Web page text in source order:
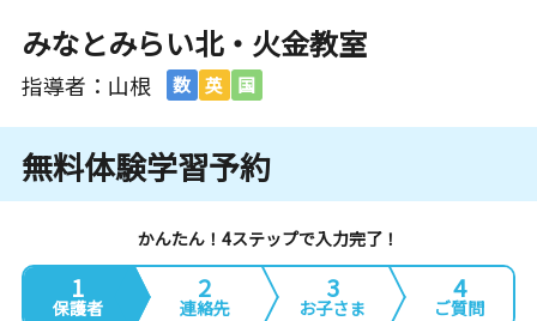
みなとみらい北・火金教室
指導者：山根 数 英 国
無料体験学習予約
かんたん！4ステップで入力完了！
1
保護者
2
連絡先
3
お子さま
4
ご質問